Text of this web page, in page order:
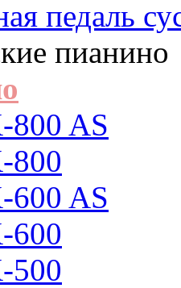
педаль
пианино
800 AS
800
600 AS
600
500